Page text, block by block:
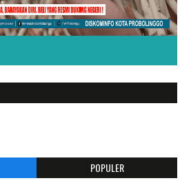
POPULER